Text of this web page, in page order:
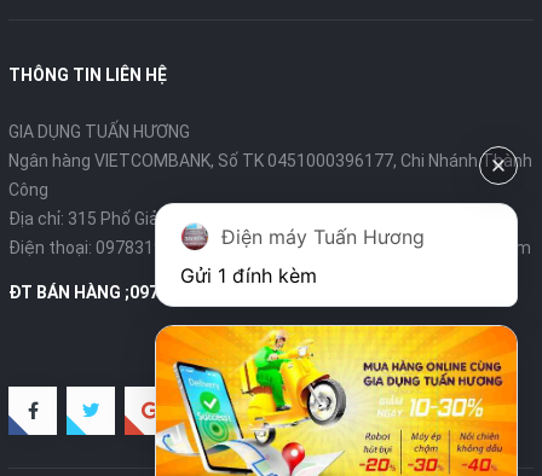
THÔNG TIN LIÊN HỆ
GIA DỤNG TUẤN HƯƠNG
Ngân hàng VIETCOMBANK, Số TK 0451000396177, Chi Nhánh Thành
Công
Địa chỉ: 315 Phố Giảng Võ - Ba Đình - Hà Nội
Điện thoại: 0978319375- Email:diengiadungtuanhuong@gmail.com
ĐT BÁN HÀNG ;0978319375
Điện máy Tuấn Hương
Gửi 1 đính kèm